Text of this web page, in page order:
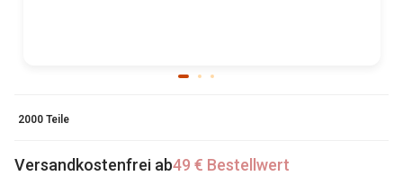
2000 Teile
Versandkostenfrei ab49 € Bestellwert